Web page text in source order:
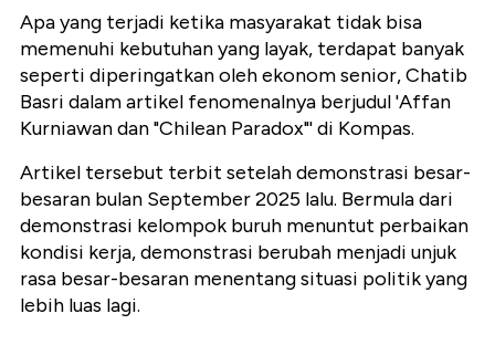
Apa yang terjadi ketika masyarakat tidak bisa
memenuhi kebutuhan yang layak, terdapat banyak
seperti diperingatkan oleh ekonom senior, Chatib
Basri dalam artikel fenomenalnya berjudul 'Affan
Kurniawan dan "Chilean Paradox"' di Kompas.
Artikel tersebut terbit setelah demonstrasi besar-
besaran bulan September 2025 lalu. Bermula dari
demonstrasi kelompok buruh menuntut perbaikan
kondisi kerja, demonstrasi berubah menjadi unjuk
rasa besar-besaran menentang situasi politik yang
lebih luas lagi.